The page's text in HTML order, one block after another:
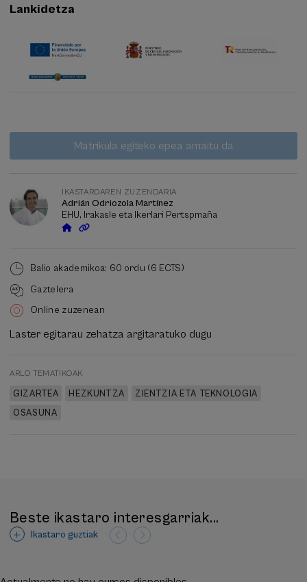
Lankidetza
Data gaindituta
Matrikula egiteko epea amaitu da
IKASTAROAREN ZUZENDARIA
Adrián Odriozola Martínez
EHU, Irakasle eta Ikerlari Pertspmaña
Balio akademikoa: 60 ordu (6 ECTS)
Gaztelera
Online zuzenean
Laster egitarau zehatza argitaratuko dugu
ARLO TEMATIKOAK
GIZARTEA HEZKUNTZA
ZIENTZIA ETA TEKNOLOGIA
OSASUNA
Beste ikastaro interesgarriak...
Ikastaro guztiak